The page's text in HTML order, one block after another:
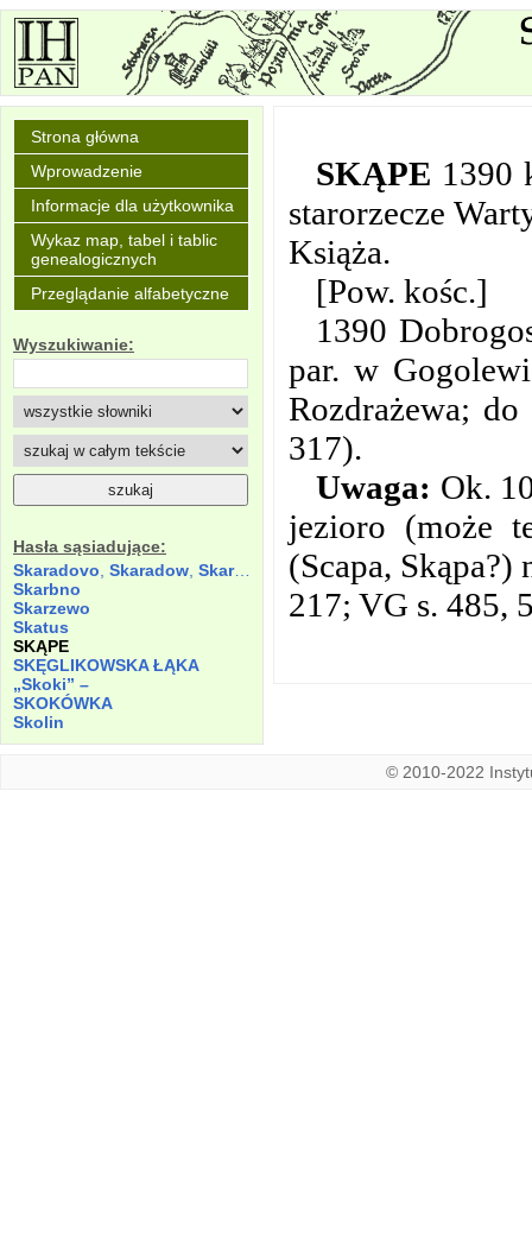
Strona główna
Wprowadzenie
Informacje dla użytkownika
Wykaz map, tabel i tablic
genealogicznych
Przeglądanie alfabetyczne
Wyszukiwanie:
Hasła sąsiadujące:
Skaradovo Skaradow Skaradowo
Skarbno
Skarzewo
Skatus
SKĄPE
SKĘGLIKOWSKA ŁĄKA
„Skoki” –
SKOKÓWKA
Skolin
SKĄPE 1390
starorzecze
Książa.
[Pow. kośc.]
1390
par. w
Rozdrażewa;
317).
Uwaga: Ok.
jezioro (może
(Scapa,
217; VG s. 485,
© 2010-2022